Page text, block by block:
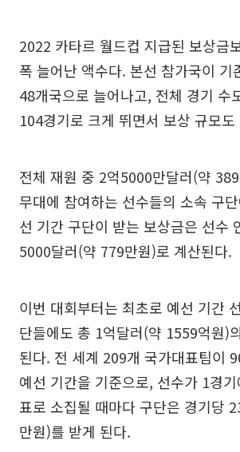
2022 카타르 월드컵 지급된 보상금
폭 늘어난 액수다. 본선 참가국이 기
48개국으로 늘어나고, 전체 경기 수
104경기로 크게 뛰면서 보상 규모
전체 재원 중 2억5000만달러(약
무대에 참여하는 선수들의 소속 구
선 기간 구단이 받는 보상금은 선수
5000달러(약 779만원)로 계산된다.
이번 대회부터는 최초로 예선 기간
단들에도 총 1억달러(약 1559억원)
된다. 전 세계 209개 국가대표팀이
예선 기간을 기준으로, 선수가 1경
표로 소집될 때마다 구단은 경기당
만원)를 받게 된다.